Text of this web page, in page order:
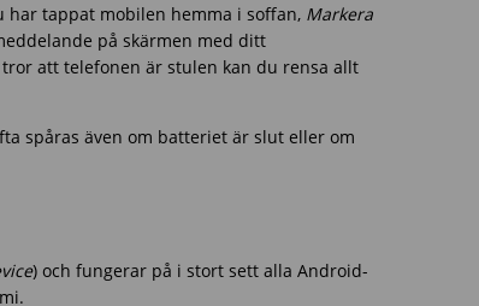
tappat mobilen hemma i soffan, Markera
på skärmen med ditt
att telefonen är stulen kan du rensa allt
spåras även om batteriet är slut eller om
) och fungerar på i stort sett alla Android-